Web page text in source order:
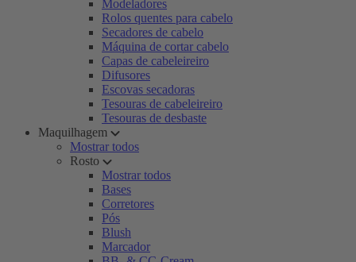
Modeladores
Rolos quentes para cabelo
Secadores de cabelo
Máquina de cortar cabelo
Capas de cabeleireiro
Difusores
Escovas secadoras
Tesouras de cabeleireiro
Tesouras de desbaste
Maquilhagem
Mostrar todos
Rosto
Mostrar todos
Bases
Corretores
Pós
Blush
Marcador